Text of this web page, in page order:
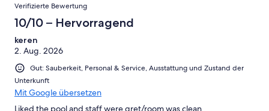
Verifizierte Bewertung
10/10 – Hervorragend
keren
2. Aug. 2026
Gut: Sauberkeit, Personal & Service, Ausstattung und Zustand der
Unterkunft
Mit Google übersetzen
Liked the pool and staff were gret/room was clean